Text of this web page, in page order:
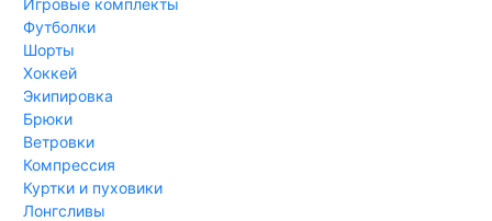
Футболки
Шорты
Хоккей
Экипировка
Брюки
Ветровки
Компрессия
Куртки и пуховики
Лонгсливы